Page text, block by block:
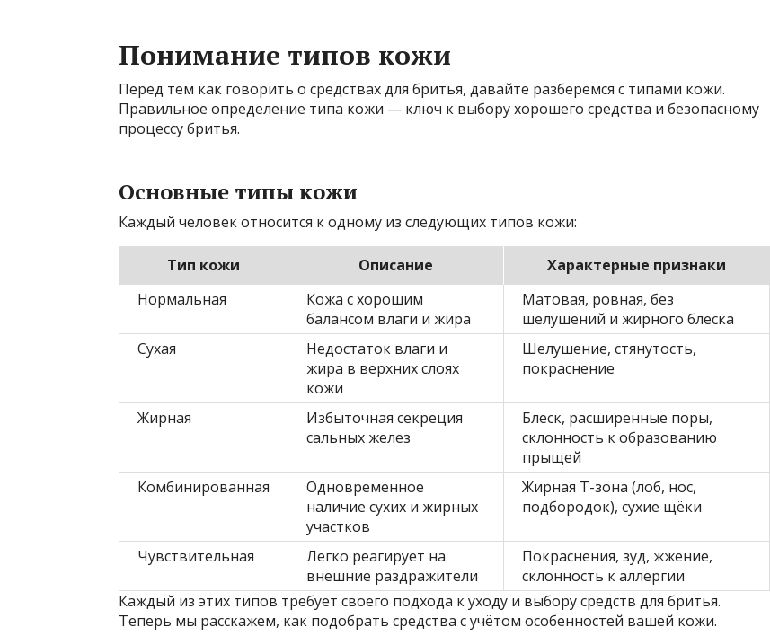
Понимание типов кожи
Перед тем как говорить о средствах для бритья, давайте разберёмся с типами кожи.
Правильное определение типа кожи — ключ к выбору хорошего средства и безопасному
процессу бритья.
Основные типы кожи
Каждый человек относится к одному из следующих типов кожи:
Тип кожи Описание
Характерные признаки
Нормальная
Кожа с хорошим
балансом влаги и жира
Матовая, ровная, без
шелушений и жирного блеска
Сухая
Недостаток влаги и
жира в верхних слоях
кожи
Шелушение, стянутость,
покраснение
Жирная
Избыточная секреция
сальных желез
Блеск, расширенные поры,
склонность к образованию
прыщей
Комбинированная
Одновременное
наличие сухих и жирных
участков
Жирная Т-зона (лоб, нос,
подбородок), сухие щёки
Чувствительная
Легко реагирует на
внешние раздражители
Покраснения, зуд, жжение,
склонность к аллергии
Каждый из этих типов требует своего подхода к уходу и выбору средств для бритья.
Теперь мы расскажем, как подобрать средства с учётом особенностей вашей кожи.